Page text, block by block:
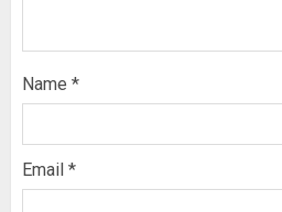
Name *
Email *